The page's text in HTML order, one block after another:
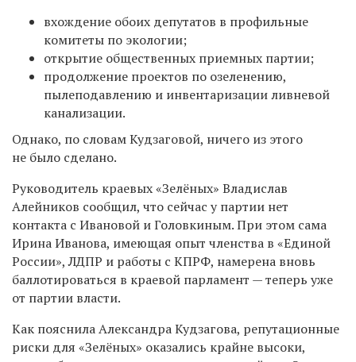
вхождение обоих депутатов в профильные
комитеты по экологии;
открытие общественных приемных партии;
продолжение проектов по озеленению,
пылеподавлению и инвентаризации ливневой
канализации.
Однако, по словам Кудзаговой, ничего из этого
не было сделано.
Руководитель краевых «Зелёных» Владислав
Алейников сообщил, что сейчас у партии нет
контакта с Ивановой и Головкиным. При этом сама
Ирина Иванова, имеющая опыт членства в «Единой
России», ЛДПР и работы с КПРФ, намерена вновь
баллотироваться в краевой парламент — теперь уже
от партии власти.
Как пояснила Александра Кудзагова, репутационные
риски для «Зелёных» оказались крайне высоки,